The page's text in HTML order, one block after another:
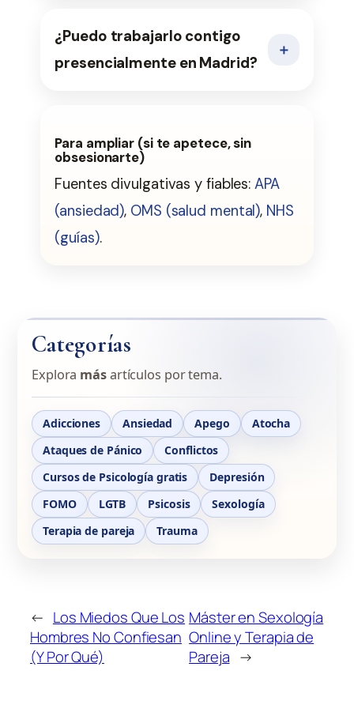
¿Puedo trabajarlo contigo
presencialmente en Madrid?
＋
Para ampliar (si te apetece, sin
obsesionarte)
Fuentes divulgativas y fiables:APA
(ansiedad), OMS (salud mental), NHS
(guías).
Categorías
Explora másartículos por tema.
Adicciones Ansiedad Apego
Atocha
Ataques de Pánico
Conflictos
Cursos de Psicología gratis
Depresión
FOMO
LGTB Psicosis
Sexología
Terapia de pareja
Trauma
← Los Miedos Que Los
Hombres No Confiesan
(Y Por Qué)
Máster en Sexología
Online y Terapia de
Pareja →